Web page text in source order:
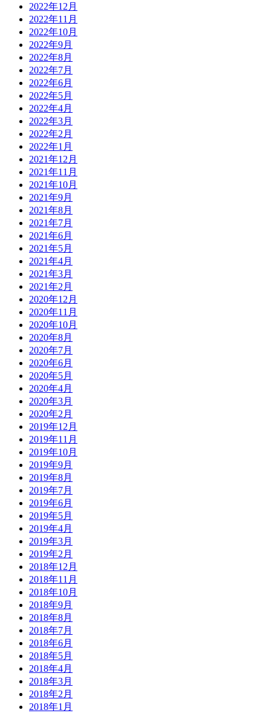
2022年12月
2022年11月
2022年10月
2022年9月
2022年8月
2022年7月
2022年6月
2022年5月
2022年4月
2022年3月
2022年2月
2022年1月
2021年12月
2021年11月
2021年10月
2021年9月
2021年8月
2021年7月
2021年6月
2021年5月
2021年4月
2021年3月
2021年2月
2020年12月
2020年11月
2020年10月
2020年8月
2020年7月
2020年6月
2020年5月
2020年4月
2020年3月
2020年2月
2019年12月
2019年11月
2019年10月
2019年9月
2019年8月
2019年7月
2019年6月
2019年5月
2019年4月
2019年3月
2019年2月
2018年12月
2018年11月
2018年10月
2018年9月
2018年8月
2018年7月
2018年6月
2018年5月
2018年4月
2018年3月
2018年2月
2018年1月